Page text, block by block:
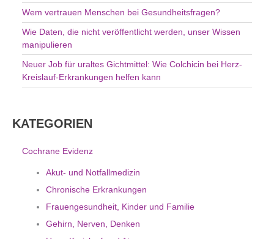
Wem vertrauen Menschen bei Gesundheitsfragen?
Wie Daten, die nicht veröffentlicht werden, unser Wissen
manipulieren
Neuer Job für uraltes Gichtmittel: Wie Colchicin bei Herz-
Kreislauf-Erkrankungen helfen kann
KATEGORIEN
Cochrane Evidenz
Akut- und Notfallmedizin
Chronische Erkrankungen
Frauengesundheit, Kinder und Familie
Gehirn, Nerven, Denken